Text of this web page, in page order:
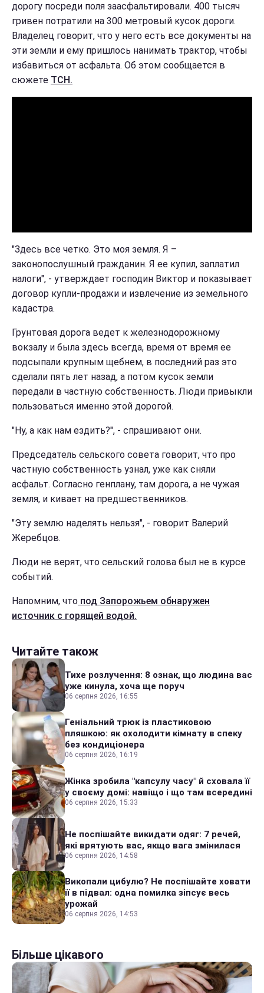
дорогу посреди поля заасфальтировали. 400 тысяч
гривен потратили на 300 метровый кусок дороги.
Владелец говорит, что у него есть все документы на
эти земли и ему пришлось нанимать трактор, чтобы
избавиться от асфальта. Об этом сообщается в
сюжете ТСН.
"Здесь все четко. Это моя земля. Я –
законопослушный гражданин. Я ее купил, заплатил
налоги", - утверждает господин Виктор и показывает
договор купли-продажи и извлечение из земельного
кадастра.
Грунтовая дорога ведет к железнодорожному
вокзалу и была здесь всегда, время от время ее
подсыпали крупным щебнем, в последний раз это
сделали пять лет назад, а потом кусок земли
передали в частную собственность. Люди привыкли
пользоваться именно этой дорогой.
"Ну, а как нам ездить?", - спрашивают они.
Председатель сельского совета говорит, что про
частную собственность узнал, уже как сняли
асфальт. Согласно генплану, там дорога, а не чужая
земля, и кивает на предшественников.
"Эту землю наделять нельзя", - говорит Валерий
Жеребцов.
Люди не верят, что сельский голова был не в курсе
событий.
Напомним, что под Запорожьем обнаружен
источник с горящей водой.
Читайте також
Тихе розлучення: 8 ознак, що людина вас
уже кинула, хоча ще поруч
06 серпня 2026, 16:55
Геніальний трюк із пластиковою
пляшкою: як охолодити кімнату в спеку
без кондиціонера
06 серпня 2026, 16:19
Жінка зробила "капсулу часу" й сховала її
у своєму домі: навіщо і що там всередині
06 серпня 2026, 15:33
Не поспішайте викидати одяг: 7 речей,
які врятують вас, якщо вага змінилася
06 серпня 2026, 14:58
Викопали цибулю? Не поспішайте ховати
її в підвал: одна помилка зіпсує весь
урожай
06 серпня 2026, 14:53
Більше цікавого